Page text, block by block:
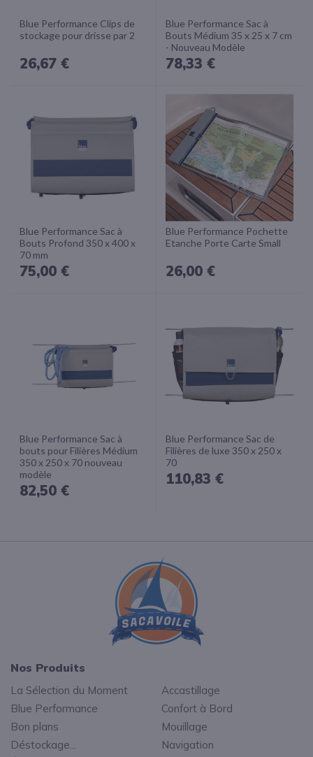
Blue Performance Clips de
stockage pour drisse par 2
26,67 €
Blue Performance Sac à
Bouts Médium 35 x 25 x 7 cm
- Nouveau Modèle
78,33 €
Blue Performance Sac à
Bouts Profond 350 x 400 x
70 mm
75,00 €
Blue Performance Pochette
Etanche Porte Carte Small
26,00 €
Blue Performance Sac à
bouts pour Filières Médium
350 x 250 x 70 nouveau
modèle
82,50 €
Blue Performance Sac de
Filières de luxe 350 x 250 x
70
110,83 €
Nos Produits
La Sélection du Moment
Blue Performance
Bon plans
Déstockage...
Accastillage
Confort à Bord
Mouillage
Navigation